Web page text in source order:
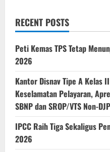
RECENT POSTS
Peti Kemas TPS Tetap
2026
Kantor Disnav Tipe A Kelas
Keselamatan Pelayaran,
SBNP dan SROP/VTS Non-
IPCC Raih Tiga Sekaligus
2026